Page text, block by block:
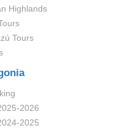
Highlands
Tours
2026
2025